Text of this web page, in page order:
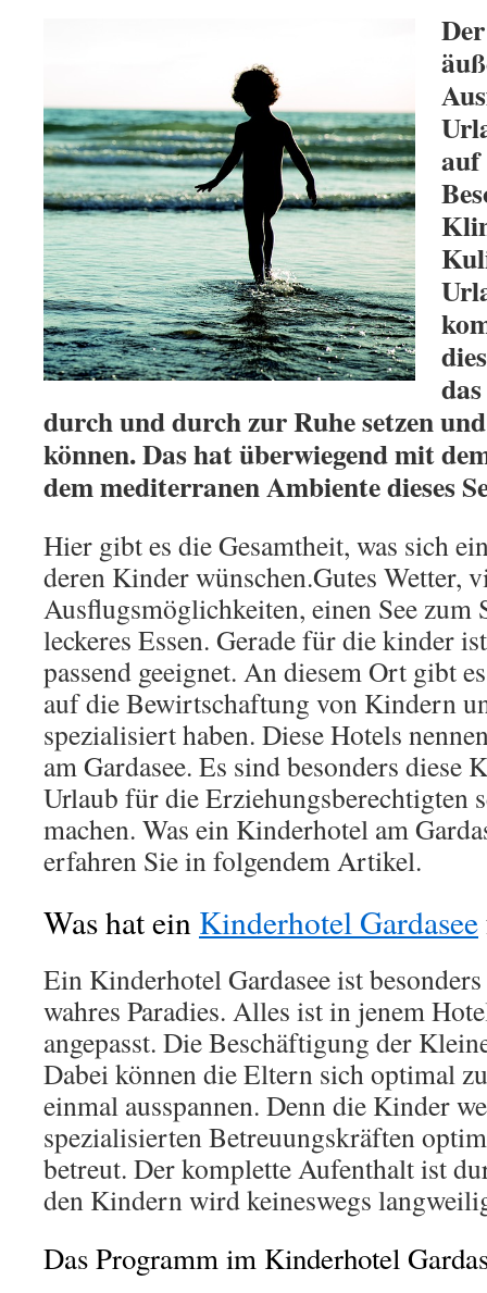
auf
durch und durch zur Ruhe setzen
können. Das hat überwiegend mit
dem mediterranen Ambiente dieses
Hier gibt es die Gesamtheit, was sich
deren Kinder wünschen.Gutes Wetter,
Ausflugsmöglichkeiten, einen See zum
leckeres Essen. Gerade für die kinder
passend geeignet. An diesem Ort gibt
auf die Bewirtschaftung von Kindern
spezialisiert haben. Diese Hotels
am Gardasee. Es sind besonders diese
Urlaub für die Erziehungsberechtigten
machen. Was ein Kinderhotel am
erfahren Sie in folgendem Artikel.
Was hat ein Kinderhotel Gardasee
Ein Kinderhotel Gardasee ist
wahres Paradies. Alles ist in jenem
angepasst. Die Beschäftigung der
Dabei können die Eltern sich optimal
einmal ausspannen. Denn die Kinder
spezialisierten Betreuungskräften
betreut. Der komplette Aufenthalt ist
den Kindern wird keineswegs
Das Programm im Kinderhotel